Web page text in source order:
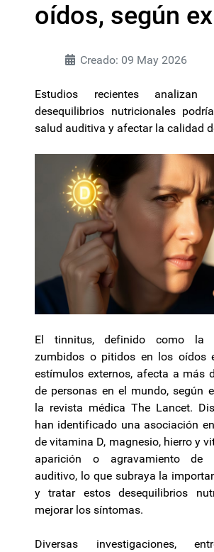
oídos, según
Creado: 09 May 2026
Estudios recientes analizan
desequilibrios nutricionales
salud auditiva y afectar la calidad
El tinnitus, definido como la
zumbidos o pitidos en los oídos
estímulos externos, afecta a más
de personas en el mundo, según
la revista médica The Lancet.
han identificado una asociación
de vitamina D, magnesio, hierro y
aparición o agravamiento de
auditivo, lo que subraya la
y tratar estos desequilibrios
mejorar los síntomas.
Diversas investigaciones,